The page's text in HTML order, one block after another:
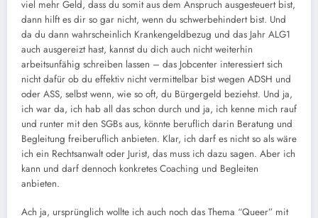
viel mehr Geld, dass du somit aus dem Anspruch ausgesteuert bist,
dann hilft es dir so gar nicht, wenn du schwerbehindert bist. Und
da du dann wahrscheinlich Krankengeldbezug und das Jahr ALG1
auch ausgereizt hast, kannst du dich auch nicht weiterhin
arbeitsunfähig schreiben lassen – das Jobcenter interessiert sich
nicht dafür ob du effektiv nicht vermittelbar bist wegen ADSH und
oder ASS, selbst wenn, wie so oft, du Bürgergeld beziehst. Und ja,
ich war da, ich hab all das schon durch und ja, ich kenne mich rauf
und runter mit den SGBs aus, könnte beruflich darin Beratung und
Begleitung freiberuflich anbieten. Klar, ich darf es nicht so als wäre
ich ein Rechtsanwalt oder Jurist, das muss ich dazu sagen. Aber ich
kann und darf dennoch konkretes Coaching und Begleiten
anbieten.
Ach ja, ursprünglich wollte ich auch noch das Thema “Queer” mit